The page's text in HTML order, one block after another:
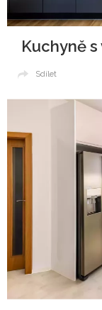
Kuchyně
Sdílet